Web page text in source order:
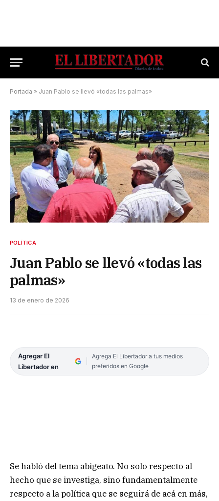
Portada » Juan Pablo se llevó «todas las palmas»
POLÍTICA
Juan Pablo se llevó «todas las
palmas»
13 de enero de 2026
Agregar El
Libertador en
Agrega El Libertador a tus medios
preferidos en Google
Se habló del tema abigeato. No solo respecto al
hecho que se investiga, sino fundamentalmente
respecto a la política que se seguirá de acá en más,